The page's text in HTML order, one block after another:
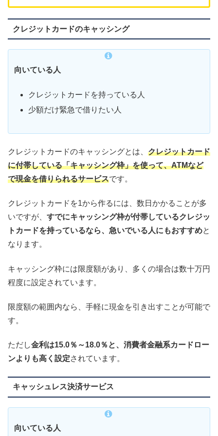
クレジットカードのキャッシング
向いている人
クレジットカードを持っている人
少額だけ緊急で借りたい人
クレジットカードのキャッシングとは、 クレジットカード
に付帯している「キャッシング枠」を使って、ATMなど
で現金を借りられるサービスです。
クレジットカードを1から作るには、数日かかることが多
いですが、 すでにキャッシング枠が付帯しているクレジッ
トカードを持っているなら、急いでいる人にもおすすめと
なります。
キャッシング枠には限度額があり、多くの場合は数十万円
程度に設定されています。
限度額の範囲内なら、手軽に現金を引き出すことが可能で
す。
ただし金利は15.0％～18.0％と、消費者金融系カードロー
ンよりも高く設定されています。
キャッシュレス決済サービス
向いている人